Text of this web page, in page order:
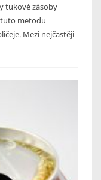
tukové zásoby
tuto metodu
Mezi nejčastěji